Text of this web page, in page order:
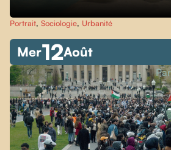
Portrait, Sociologie, Urbanité
Mer12Août